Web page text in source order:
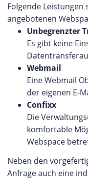
Folgende Leistungen
angebotenen
Unbegrenzter
Es gibt keine
Webmail
Eine Webmail
der eigenen E-
Confixx
Die
komfortable
Webspace
Neben den
Anfrage auch eine